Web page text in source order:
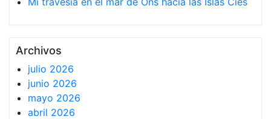
Archivos
julio 2026
junio 2026
mayo 2026
abril 2026